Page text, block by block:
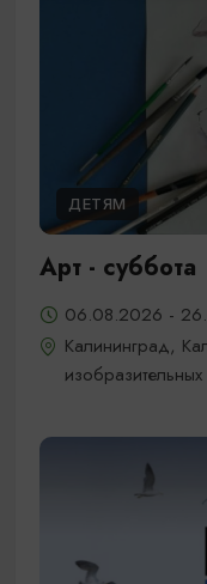
ДЕТЯМ
Арт - суббота
06.08.2026 -
Калининград,
изобразительных